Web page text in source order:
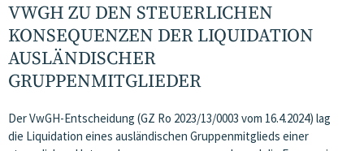
VWGH ZU DEN STEUERLICHEN
KONSEQUENZEN DER LIQUIDATION
AUSLÄNDISCHER
GRUPPENMITGLIEDER
Der VwGH-Entscheidung (GZ Ro 2023/13/0003 vom 16.4.2024) lag
die Liquidation eines ausländischen Gruppenmitglieds einer